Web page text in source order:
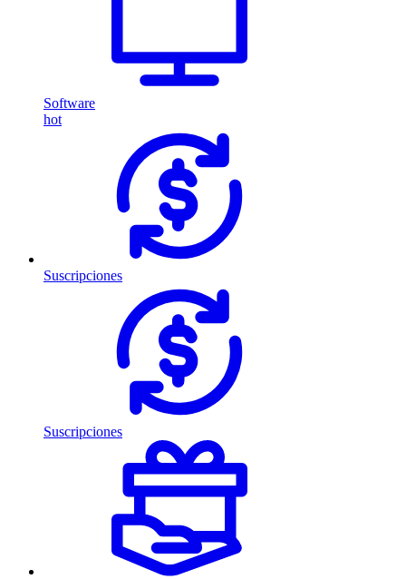
Software
hot
Suscripciones
Suscripciones